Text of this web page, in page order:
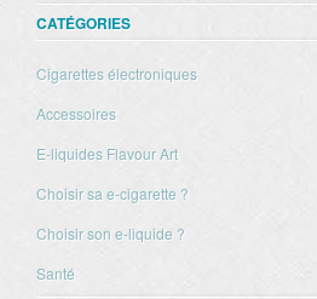
CATÉGORIES
Cigarettes électroniques
Accessoires
E-liquides Flavour Art
Choisir sa e-cigarette ?
Choisir son e-liquide ?
Santé